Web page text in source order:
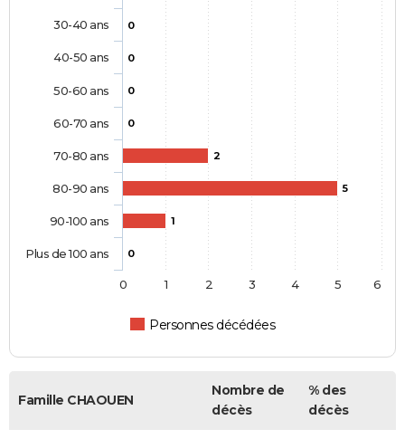
0
0
0
0
2
5
1
0
Personnes décédées
30-40 ans
40-50 ans
50-60 ans
60-70 ans
70-80 ans
80-90 ans
90-100 ans
Plus de 100 ans
0 1 2 3 4 5 6
Famille CHAOUEN
Nombre de
décès
% des
décès